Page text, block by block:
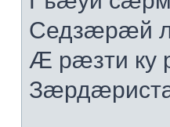
Седзæрæй
Æ рæзти ку